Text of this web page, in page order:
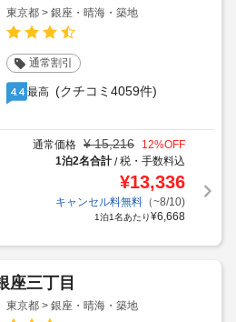
東京都 > 銀座・晴海・築地
通常割引
4.4 最高 (クチコミ4059件)
通常価格 ¥ 15,216 12%OFF
1泊2名合計/税・手数料込
¥13,336
キャンセル料無料（~8/10)
1泊1名あたり¥6,668
座三丁目
東京都 > 銀座・晴海・築地